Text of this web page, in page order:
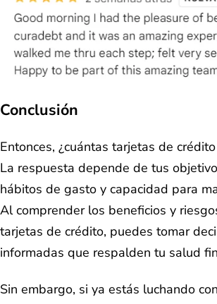
Conclusión
Entonces, ¿cuántas tarjetas de
La respuesta depende de tus
hábitos de gasto y capacidad para
Al comprender los beneficios y
tarjetas de crédito, puedes tomar
informadas que respalden tu salud
Sin embargo, si ya estás luchando